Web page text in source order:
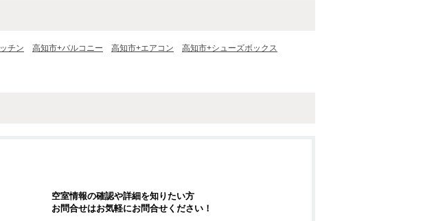
チン 高知市+バルコニー 高知市+エアコン 高知市+シューズボックス
空室情報の確認や詳細を知りたい方
お問合せはお気軽にお問合せください！